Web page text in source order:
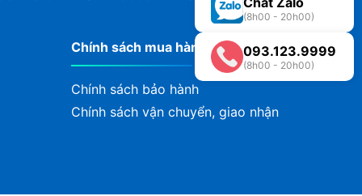
Chính sách mua hàng và bảo hành
Chính sách bảo hành
Chính sách vận chuyển, giao nhận
(8h00 - 20h00)
093.123.9999
(8h00 - 20h00)